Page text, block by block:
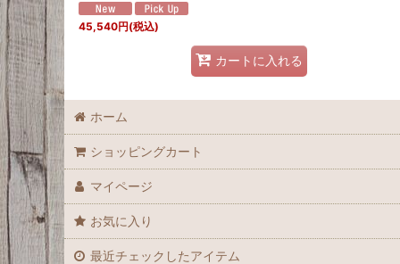
45,540円(税込)
カートに入れる
ホーム
ショッピングカート
マイページ
お気に入り
最近チェックしたアイテム